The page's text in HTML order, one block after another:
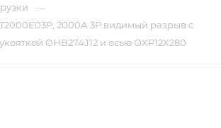
—
2000А 3P видимый разрыв с
OHB274J12 и осью OXP12X280